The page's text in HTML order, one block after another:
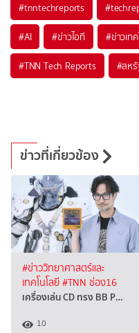
#tnntechreports #
#AI #ข่าวไอที #ข่าวเท
#TNN Tech Reports #สหรั
ข่าวที่เกี่ยวข้อง
#ข่าววิทยาศาสตร์และ
เทคโนโลยี#TNN ช่อง16
เครื่องเล่น CD ทรง BB P…
10